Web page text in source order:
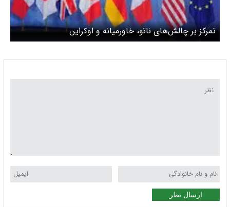
تمرکز بر چالش‌های ناتو، خاورمیانه و اوکراین
ارسال نظر